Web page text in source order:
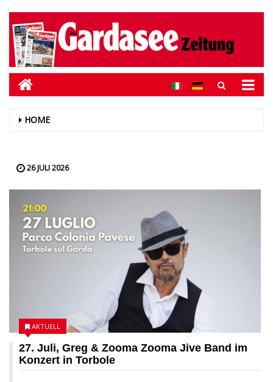
HOME
26 JULI 2026
27. Juli, Greg & Zooma Zooma Jive Band im
Konzert in Torbole
AKTUELL